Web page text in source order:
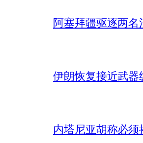
阿塞拜疆驱逐两名
伊朗恢复接近武器
内塔尼亚胡称必